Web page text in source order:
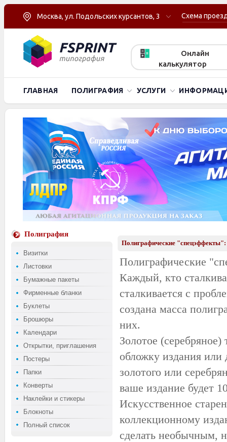
Москва, ул. Подольских курсантов, 3 Схема
Онлайн
калькулятор
ГЛАВНАЯ ПОЛИГРАФИЯ УСЛУГИ
Полиграфия
Визитки
Листовки
Бумажные пакеты
Фирменные бланки
Буклеты
Брошюры
Календари
Открытки, приглашения
Постеры
Папки
Конверты
Наклейки и стикеры
Блокноты
Полный список
Полиграфические
Полиграфические
Каждый, кто
сталкивается с
создана масса
них.
Золотое
обложку издания
золотого или
ваше издание будет
Искусственное
коллекционному
сделать необычным,